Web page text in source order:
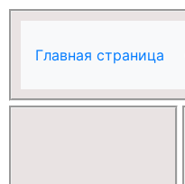
Главная страница